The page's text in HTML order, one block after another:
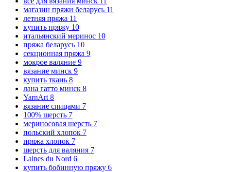
магазин пряжи беларусь 11
летняя пряжа 11
купить пряжу 10
итальянский меринос 10
пряжа беларусь 10
секционная пряжа 9
мокрое валяние 9
вязание минск 9
купить ткань 8
лана гатто минск 8
YarnArt 8
вязание спицами 7
100% шерсть 7
мериносовая шерсть 7
польский хлопок 7
пряжа хлопок 7
шерсть для валяния 7
Laines du Nord 6
купить бобинную пряжу 6